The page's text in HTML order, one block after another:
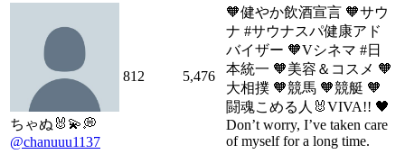
ちゃぬ🐰💫💭
@chanuuu1137
812 5,476
🧡健やか飲酒宣言 🧡サウ
ナ #サウナスパ健康アド
バイザー 🧡Vシネマ #日
本統一 🧡美容＆コスメ 🧡
大相撲 🧡競馬 🧡競艇 🧡
闘魂こめる人🐰VIVA!! 🖤
Don’t worry, I’ve taken care
of myself for a long time.